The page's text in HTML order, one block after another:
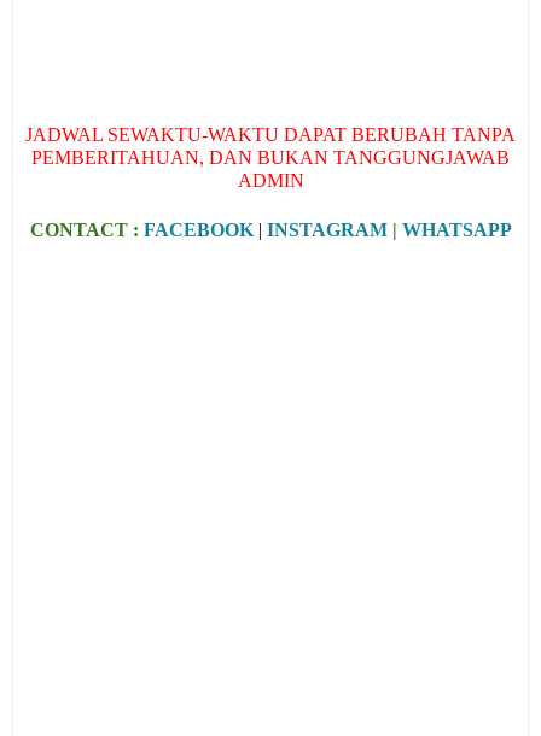
JADWAL SEWAKTU-WAKTU DAPAT BERUBAH TANPA
PEMBERITAHUAN, DAN BUKAN TANGGUNGJAWAB
ADMIN
CONTACT : FACEBOOK| INSTAGRAM| WHATSAPP